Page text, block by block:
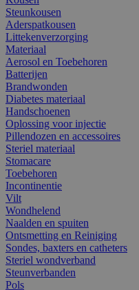
Steunkousen
Aderspatkousen
Littekenverzorging
Materiaal
Aerosol en Toebehoren
Batterijen
Brandwonden
Diabetes materiaal
Handschoenen
Oplossing voor injectie
Pillendozen en accessoires
Steriel materiaal
Stomacare
Toebehoren
Incontinentie
Vilt
Wondhelend
Naalden en spuiten
Ontsmetting en Reiniging
Sondes, baxters en catheters
Steriel wondverband
Steunverbanden
Pols